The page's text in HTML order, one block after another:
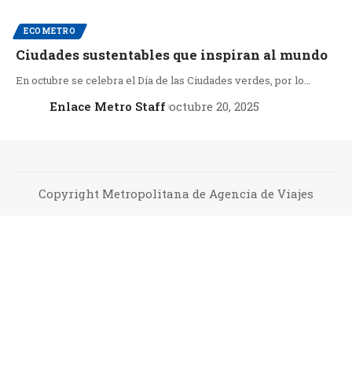
ECOMETRO
Ciudades sustentables que inspiran al mundo
En octubre se celebra el Día de las Ciudades verdes, por lo…
Enlace Metro Staff octubre 20, 2025
Copyright Metropolitana de Agencia de Viajes